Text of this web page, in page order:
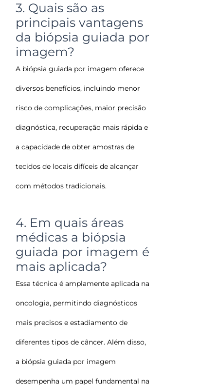
3. Quais são as
principais vantagens
da biópsia guiada por
imagem?
A biópsia guiada por imagem oferece
diversos benefícios, incluindo menor
risco de complicações, maior precisão
diagnóstica, recuperação mais rápida e
a capacidade de obter amostras de
tecidos de locais difíceis de alcançar
com métodos tradicionais.
4. Em quais áreas
médicas a biópsia
guiada por imagem é
mais aplicada?
Essa técnica é amplamente aplicada na
oncologia, permitindo diagnósticos
mais precisos e estadiamento de
diferentes tipos de câncer. Além disso,
a biópsia guiada por imagem
desempenha um papel fundamental na